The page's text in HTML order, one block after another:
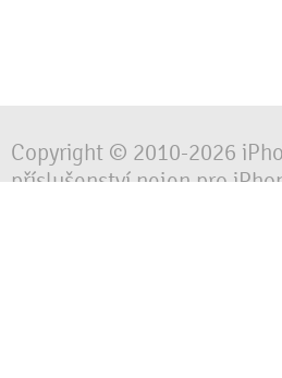
Copyright © 2010-2026
příslušenství nejen pro